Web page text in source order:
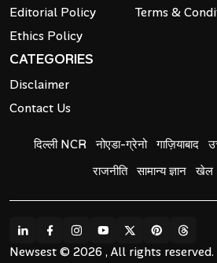
Editorial Policy
Ethics Policy
Terms &
CATEGORIES
Disclaimer
Contact Us
दिल्ली NCR नोएडा-ग्रेनो गाज़ियाबाद
राजनीति सामान्य ज्ञान खेल
Newsest © 2026 , All rights reserved.